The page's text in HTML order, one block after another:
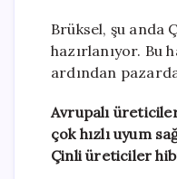
Brüksel, şu anda
hazırlanıyor. Bu
ardından
Avrupalı
çok hızlı uyum
Çinli üreticiler